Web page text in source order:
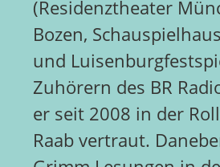
(Residenztheater
Bozen,
und
Zuhörern des BR
er seit 2008 in der
Raab vertraut.